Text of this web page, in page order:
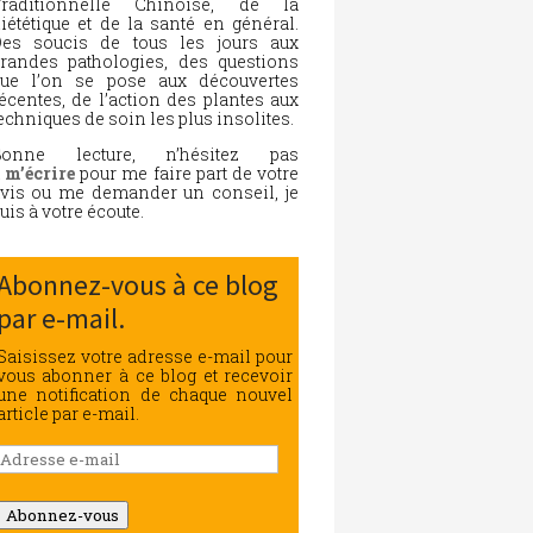
et de la santé en général.
soucis de tous les jours aux
pathologies, des questions
l’on se pose aux découvertes
de l’action des plantes aux
de soin les plus insolites.
lecture, n’hésitez pas
m’écrire pour me faire part de votre
ou me demander un conseil, je
à votre écoute.
vous à ce blog
par e-mail.
votre adresse e-mail pour
abonner à ce blog et recevoir
notification de chaque nouvel
par e-mail.
Abonnez-vous